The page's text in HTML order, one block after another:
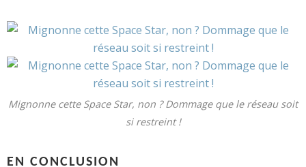
Mignonne cette Space Star, non ? Dommage que le réseau soit
si restreint !
EN CONCLUSION